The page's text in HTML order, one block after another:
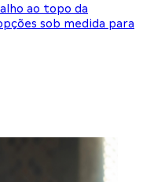
ao topo da
sob medida para